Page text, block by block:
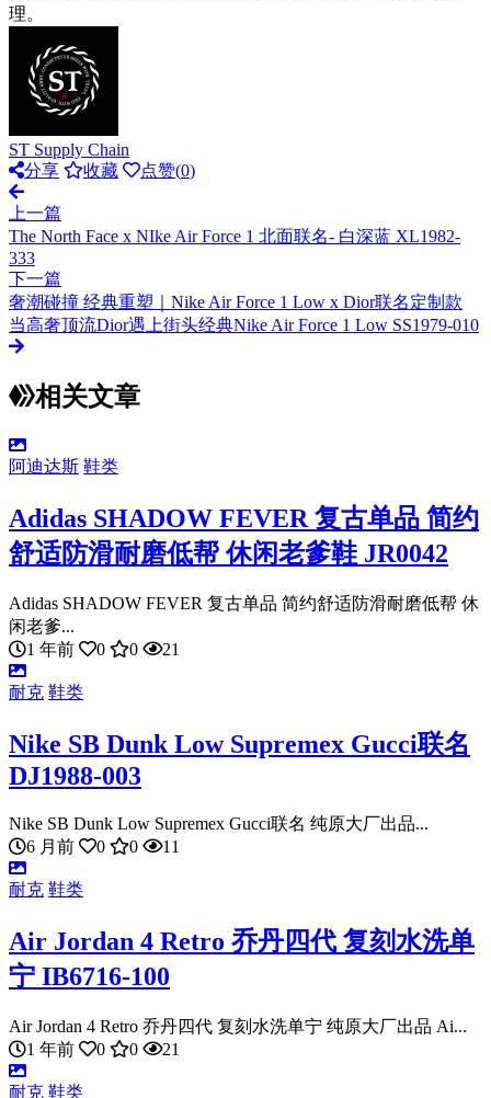
理。
ST Supply Chain
分享
收藏 点赞(0)
上一篇
The North Face x NIke Air Force 1 北面联名- 白深蓝 XL1982-
333
下一篇
奢潮碰撞 经典重塑｜Nike Air Force 1 Low x Dior联名定制款
当高奢顶流Dior遇上街头经典Nike Air Force 1 Low SS1979-010
相关文章
阿迪达斯 鞋类
Adidas SHADOW FEVER 复古单品 简约
舒适防滑耐磨低帮 休闲老爹鞋 JR0042
Adidas SHADOW FEVER 复古单品 简约舒适防滑耐磨低帮 休
闲老爹...
1 年前
0 0 21
耐克 鞋类
Nike SB Dunk Low Supremex Gucci联名
DJ1988-003
Nike SB Dunk Low Supremex Gucci联名 纯原大厂出品...
6 月前
0 0 11
耐克 鞋类
Air Jordan 4 Retro 乔丹四代 复刻水洗单
宁 IB6716-100
Air Jordan 4 Retro 乔丹四代 复刻水洗单宁 纯原大厂出品 Ai...
1 年前
0 0 21
耐克 鞋类